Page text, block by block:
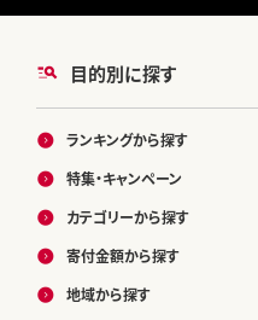
目的別に探す
ランキングから探す
特集・キャンペーン
カテゴリーから探す
寄付金額から探す
地域から探す